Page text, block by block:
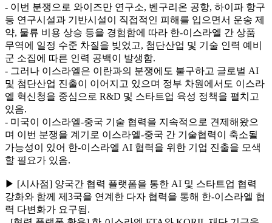
- 이번 분쟁으로 와이즈만 연구소, 벤구리온 공항, 하이파 항구
등 연구시설과 기반시설이 직접적인 피해를 입으면서 운송 제
약, 물류 비용 상승 등을 경험함에 따라 한-이스라엘 간 상품
무역에 일정 수준 차질을 빚었고, 첨단산업 및 기술 인력 예비
군 소집에 따른 인력 공백이 발생함.
- 그러나 이스라엘은 이란과의 분쟁에도 불구하고 글로벌 AI
및 첨단산업 진출이 이어지고 있으며 정부 차원에서도 이스라
엘 혁신청을 중심으로 R&D 및 스타트업 육성 정책을 펼치고
있음.
- 미국이 이스라엘-중국 기술 협력을 지속적으로 견제해왔으
며 이번 분쟁을 계기로 이스라엘-중국 간 기술협력이 축소될
가능성이 있어 한-이스라엘 AI 협력을 위한 기업 진출을 모색
할 필요가 있음.
▶ [시사점] 양국간 협력 플랫폼을 통한 AI 및 스타트업 협력
강화와 함께 제3국을 연계한 다자 협력을 통해 한-이스라엘 협
력 다변화가 요구됨.